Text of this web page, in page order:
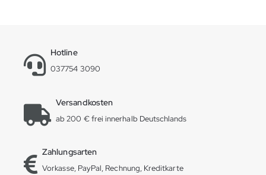
Hotline
037754 3090
Versandkosten
ab 200 € frei innerhalb Deutschlands
Zahlungsarten
Vorkasse, PayPal, Rechnung, Kreditkarte